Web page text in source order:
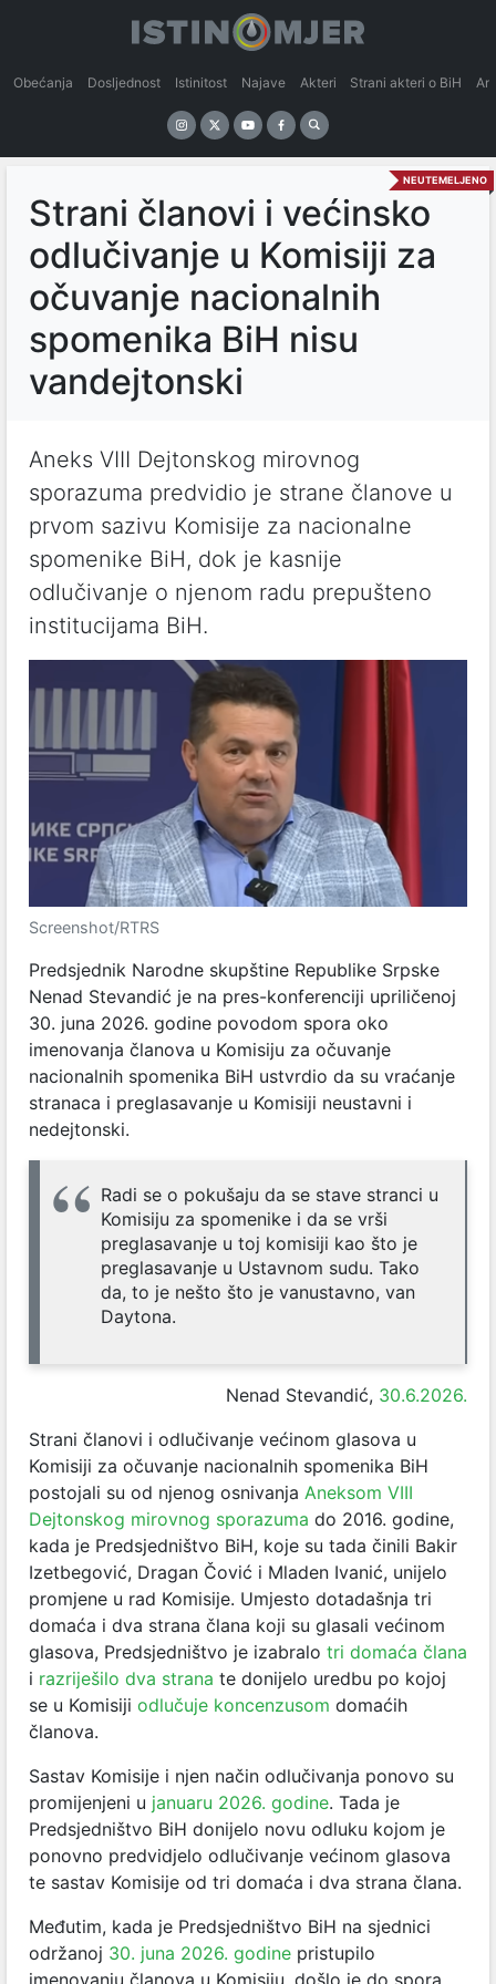
Obećanja Dosljednost Istinitost Najave Akteri Strani akteri o BiH
NEUTEMELJENO
Strani članovi i većinsko
odlučivanje u Komisiji za
očuvanje nacionalnih
spomenika BiH nisu
vandejtonski
Aneks VIII Dejtonskog mirovnog
sporazuma predvidio je strane članove u
prvom sazivu Komisije za nacionalne
spomenike BiH, dok je kasnije
odlučivanje o njenom radu prepušteno
institucijama BiH.
Screenshot/RTRS
Predsjednik Narodne skupštine Republike Srpske
Nenad Stevandić je na pres-konferenciji upriličenoj
30. juna 2026. godine povodom spora oko
imenovanja članova u Komisiju za očuvanje
nacionalnih spomenika BiH ustvrdio da su vraćanje
stranaca i preglasavanje u Komisiji neustavni i
nedejtonski.
Radi se o pokušaju da se stave stranci u
Komisiju za spomenike i da se vrši
preglasavanje u toj komisiji kao što je
preglasavanje u Ustavnom sudu. Tako
da, to je nešto što je vanustavno, van
Daytona.
Nenad Stevandić, 30.6.2026.
Strani članovi i odlučivanje većinom glasova u
Komisiji za očuvanje nacionalnih spomenika BiH
postojali su od njenog osnivanja Aneksom VIII
Dejtonskog mirovnog sporazuma do 2016. godine,
kada je Predsjedništvo BiH, koje su tada činili Bakir
Izetbegović, Dragan Čović i Mladen Ivanić, unijelo
promjene u rad Komisije. Umjesto dotadašnja tri
domaća i dva strana člana koji su glasali većinom
glasova, Predsjedništvo je izabralo tri domaća člana
i razriješilo dva strana te donijelo uredbu po kojoj
se u Komisiji odlučuje koncenzusom domaćih
članova.
Sastav Komisije i njen način odlučivanja ponovo su
promijenjeni u januaru 2026. godine. Tada je
Predsjedništvo BiH donijelo novu odluku kojom je
ponovno predvidjelo odlučivanje većinom glasova
te sastav Komisije od tri domaća i dva strana člana.
Međutim, kada je Predsjedništvo BiH na sjednici
održanoj 30. juna 2026. godine pristupilo